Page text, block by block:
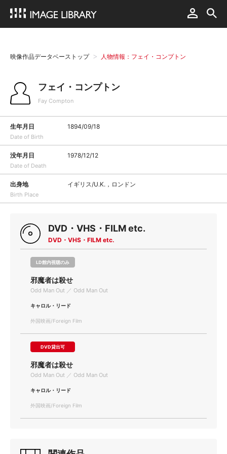
映像作品データベーストップ 人物情報：フェイ・コンプトン
フェイ・コンプトン
Fay Compton
生年月日
Date of Birth
1894/09/18
没年月日
Date of Death
1978/12/12
出身地
Birth Place
イギリス/U.K.，ロンドン
DVD・VHS・FILM etc.
DVD・VHS・FILM etc.
LD館内視聴のみ
邪魔者は殺せ
Odd Man Out ／ Odd Man Out
キャロル・リード
外国映画/Foreign Film
DVD貸出可
邪魔者は殺せ
Odd Man Out ／ Odd Man Out
キャロル・リード
外国映画/Foreign Film